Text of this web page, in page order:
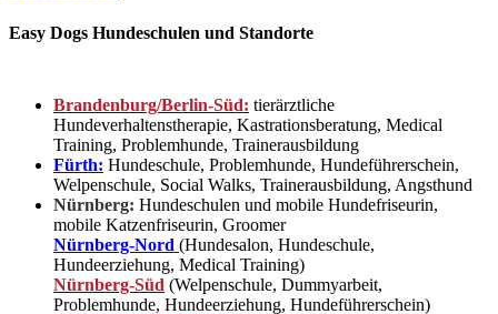
Easy Dogs Hundeschulen und Standorte
Brandenburg/Berlin-Süd: tierärztliche
Hundeverhaltenstherapie, Kastrationsberatung, Medical
Training, Problemhunde, Trainerausbildung
Fürth: Hundeschule, Problemhunde, Hundeführerschein,
Welpenschule, Social Walks, Trainerausbildung, Angsthund
Nürnberg: Hundeschulen und mobile Hundefriseurin,
mobile Katzenfriseurin, Groomer
Nürnberg-Nord (Hundesalon, Hundeschule,
Hundeerziehung, Medical Training)
Nürnberg-Süd (Welpenschule, Dummyarbeit,
Problemhunde, Hundeerziehung, Hundeführerschein)